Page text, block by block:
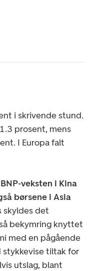
i skrivende stund.
prosent, mens
I Europa falt
veksten i Kina
børsene i Asia
skyldes det
bekymring knyttet
med en pågående
stykkevise tiltak for
utslag, blant